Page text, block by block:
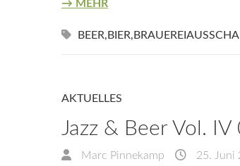
→ MEHR
BEER, BIER,
AKTUELLES
Jazz & Beer Vol.
Marc Pinnekamp 25. Juni